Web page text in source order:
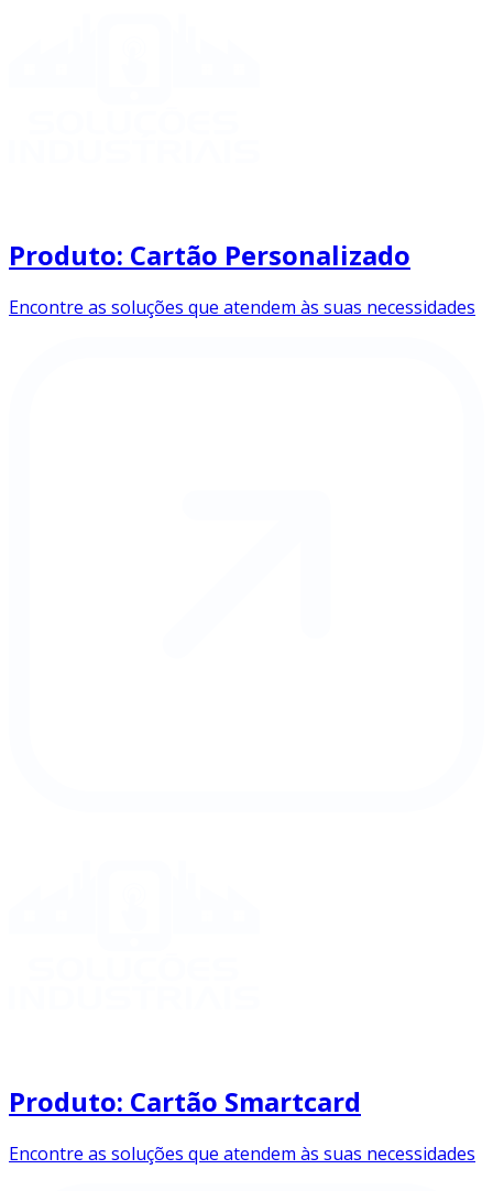
Produto: Cartão Personalizado
Encontre as soluções que atendem às suas necessidades
Produto: Cartão Smartcard
Encontre as soluções que atendem às suas necessidades